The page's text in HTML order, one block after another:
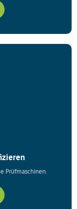
Prüfmaschinen.